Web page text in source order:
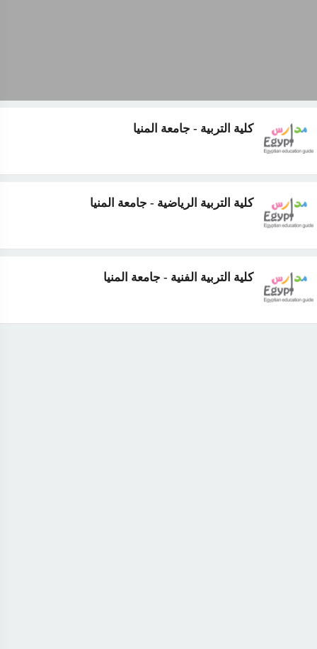
كلية التربية - جامعة المنيا
كلية التربية الرياضية - جامعة المنيا
كلية التربية الفنية - جامعة المنيا